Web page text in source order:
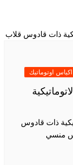
اوتوماتيك
ذات قادوس
مهندس منسي